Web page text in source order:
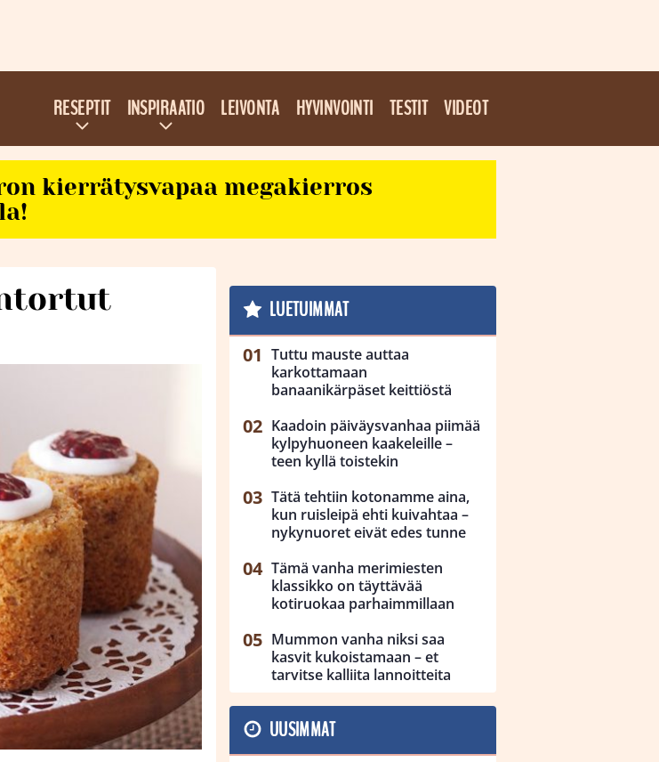
RESEPTIT INSPIRAATIO LEIVONTA HYVINVOINTI TESTIT VIDEOT
kierrätysvapaa megakierros
LUETUIMMAT
Tuttu mauste auttaa
karkottamaan
banaanikärpäset keittiöstä
Kaadoin päiväysvanhaa piimää
kylpyhuoneen kaakeleille –
teen kyllä toistekin
Tätä tehtiin kotonamme aina,
kun ruisleipä ehti kuivahtaa –
nykynuoret eivät edes tunne
Tämä vanha merimiesten
klassikko on täyttävää
kotiruokaa parhaimmillaan
Mummon vanha niksi saa
kasvit kukoistamaan – et
tarvitse kalliita lannoitteita
UUSIMMAT